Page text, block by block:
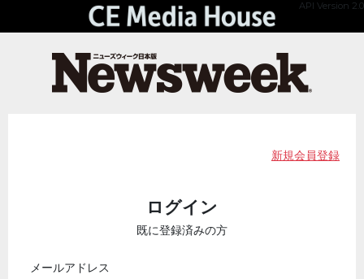
API Version 2.0
新規会員登録
ログイン
既に登録済みの方
メールアドレス